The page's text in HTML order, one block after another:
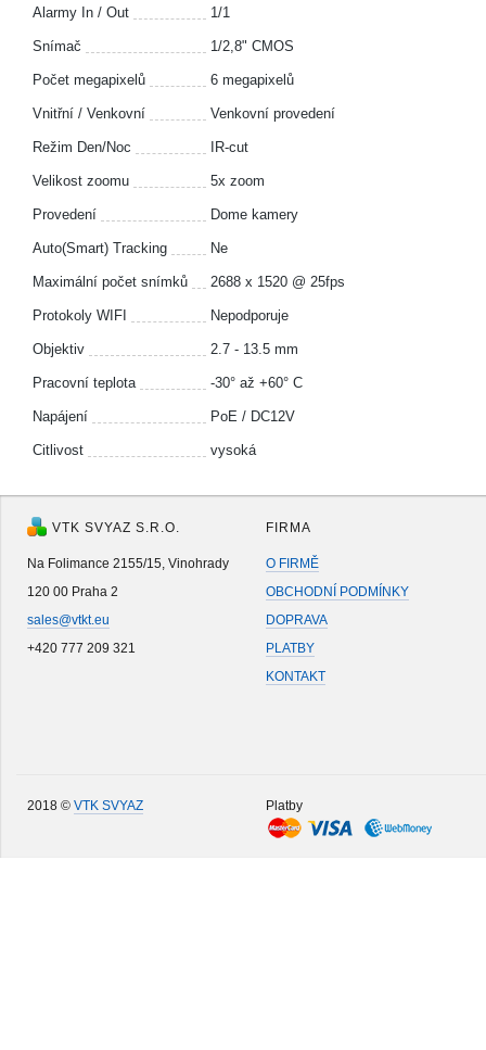
Alarmy In / Out 1/1
Snímač 1/2,8" CMOS
Počet megapixelů 6 megapixelů
Vnitřní / Venkovní Venkovní provedení
Režim Den/Noc IR-cut
Velikost zoomu 5x zoom
Provedení Dome kamery
Auto(Smart) Tracking Ne
Maximální počet snímků 2688 x 1520 @ 25fps
Protokoly WIFI Nepodporuje
Objektiv 2.7 - 13.5 mm
Pracovní teplota -30° až +60° C
Napájení PoE / DC12V
Citlivost vysoká
VTK SVYAZ S.R.O.
Na Folimance 2155/15, Vinohrady
120 00 Praha 2
sales@vtkt.eu
+420 777 209 321
FIRMA
O FIRMĚ
OBCHODNÍ PODMÍNKY
DOPRAVA
PLATBY
KONTAKT
2018 © VTK SVYAZ Platby